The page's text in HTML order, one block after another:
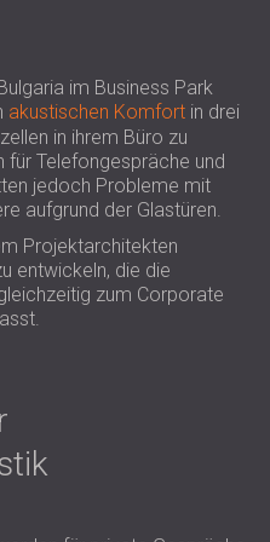
AKUSTIK FÜR
UND
FÜR
AKUSTIK FÜR
AKUSTIK FÜR
DEN
im Business Park
akustischen Komfort in drei
in ihrem Büro zu
für Telefongespräche und
jedoch Probleme mit
aufgrund der Glastüren.
Projektarchitekten
entwickeln, die die
zum Corporate